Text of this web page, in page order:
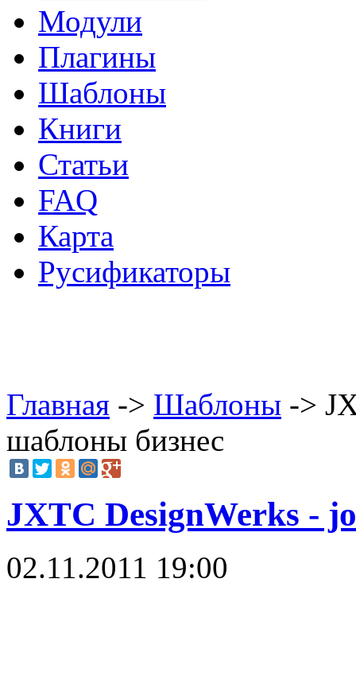
Модули
Плагины
Шаблоны
Книги
Статьи
FAQ
Карта
Русификаторы
Главная -> Шаблоны ->
шаблоны бизнес
JXTC DesignWerks -
02.11.2011 19:00